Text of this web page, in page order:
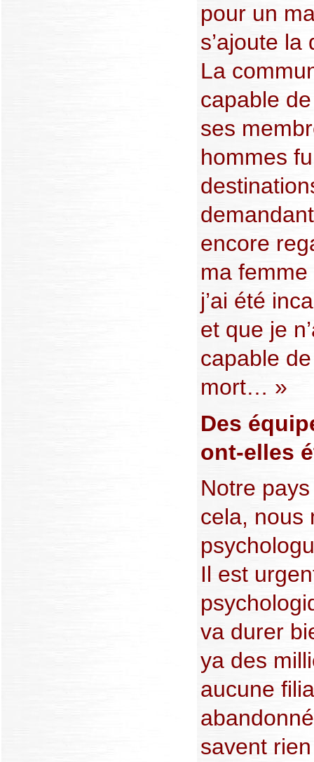
pour un
s’ajoute
La
capable
ses
hommes
encore
ma
j’ai été
et que je
capable
mort… »
Des
ont-elles
Notre
cela, nous
Il est
va durer
ya des
aucune
savent